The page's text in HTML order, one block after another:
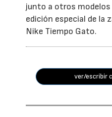
junto a otros modelos
edición especial de la
Nike Tiempo Gato.
ver/escribir